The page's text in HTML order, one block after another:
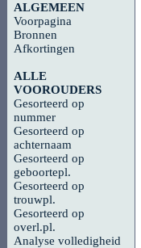
ALGEMEEN
Voorpagina
Bronnen
Afkortingen
ALLE
VOOROUDERS
Gesorteerd op
nummer
Gesorteerd op
achternaam
Gesorteerd op
geboortepl.
Gesorteerd op
trouwpl.
Gesorteerd op
overl.pl.
Analyse volledigheid